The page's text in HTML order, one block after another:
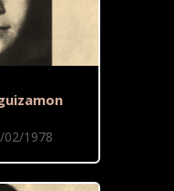
02/1978